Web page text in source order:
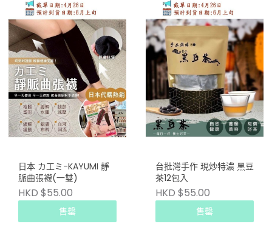
日本 カ工ミ-KAYUMI 靜
脈曲張襪(一雙)
HKD $55.00
售罄
台批灣手作 現炒特濃 黑豆
茶12包入
HKD $55.00
售罄